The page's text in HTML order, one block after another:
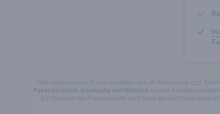
*Alle angegebenen Preise verstehen sich als Nettopreise zzgl.
Paket wechseln, Kündigung und Widerruf. Unsere
Ein Wechsel des Pakets sowohl nach oben als auch nach unten